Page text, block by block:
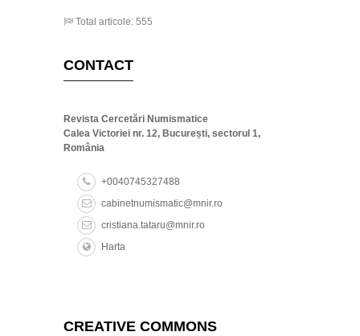
Total articole: 555
CONTACT
Revista Cercetări Numismatice
Calea Victoriei nr. 12, București, sectorul 1,
România
+0040745327488
cabinetnumismatic@mnir.ro
cristiana.tataru@mnir.ro
Harta
CREATIVE COMMONS